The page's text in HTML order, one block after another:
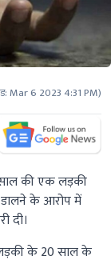
Mar 6 2023 4:31 PM)
की एक लड़की
के आरोप में
दी।
के 20 साल के